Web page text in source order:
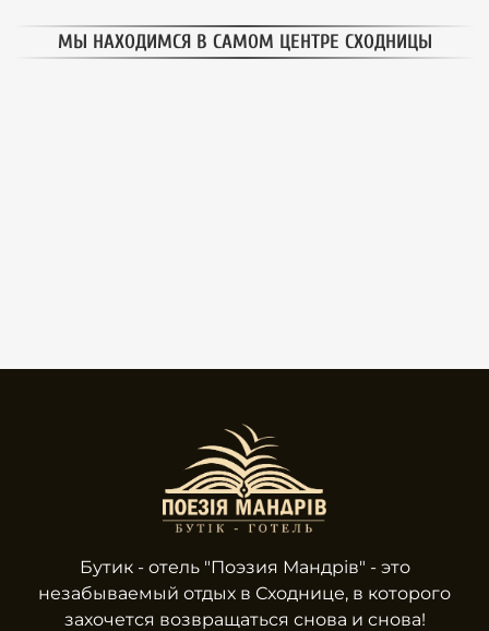
МЫ НАХОДИМСЯ В САМОМ ЦЕНТРЕ СХОДНИЦЫ
Бутик - отель "Поэзия Мандрів" - это
незабываемый отдых в Сходнице, в которого
захочется возвращаться снова и снова!